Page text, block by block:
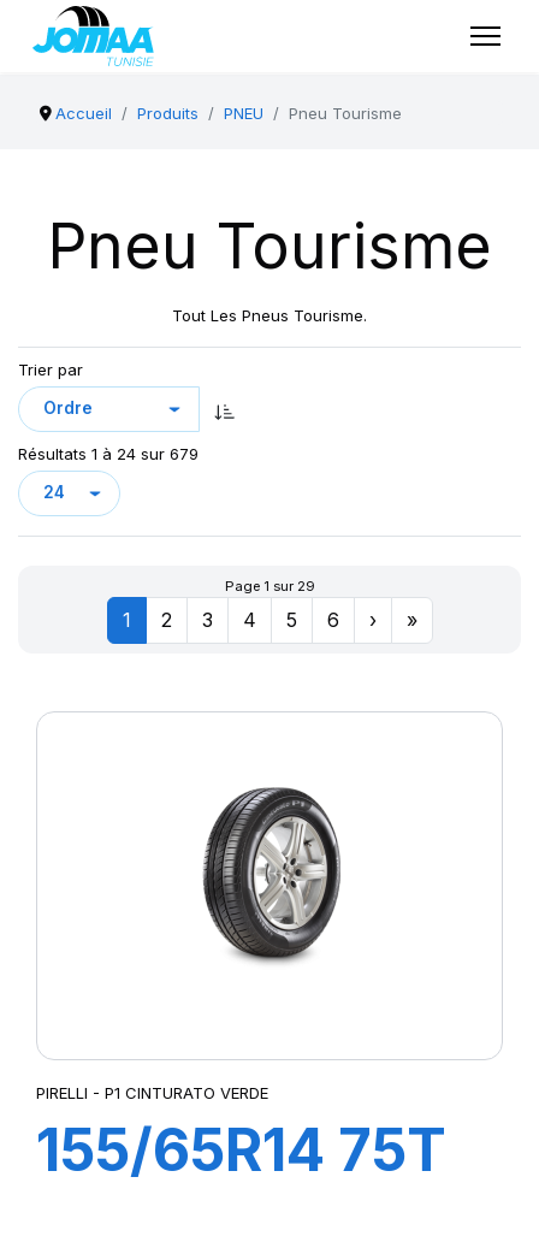
Accueil Produits PNEU Pneu Tourisme
Pneu Tourisme
Tout Les Pneus Tourisme.
Trier par
Résultats 1 à 24 sur 679
Page 1 sur 29
1 2 3 4 5 6 › »
PIRELLI - P1 CINTURATO VERDE
155/65R14 75T